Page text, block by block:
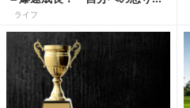
モチベーションです」
ライフ